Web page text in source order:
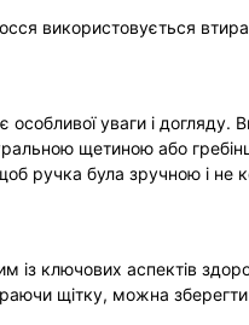
використовується
уваги і
щетиною або
ручка була зручною і не
із ключових аспектів
щітку, можна зберегти